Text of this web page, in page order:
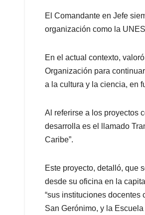
El Comandante en Jefe
organización como la
En el actual contexto,
Organización para
a la cultura y la ciencia, en
Al referirse a los proyectos
desarrolla es el llamado
Caribe”.
Este proyecto, detalló, que
desde su oficina en la
“sus instituciones
San Gerónimo, y la